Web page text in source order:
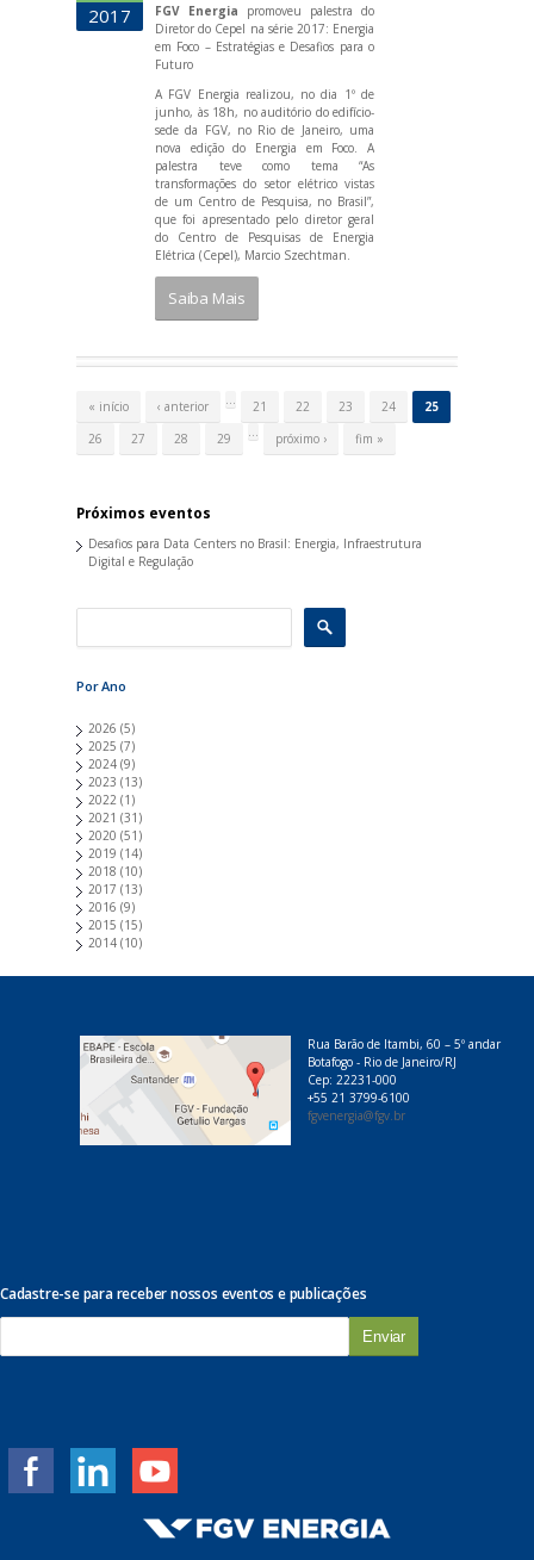
2017
FGV Energia promoveu palestra do
Diretor do Cepel na série 2017: Energia
em Foco – Estratégias e Desafios para o
Futuro
A FGV Energia realizou, no dia 1º de
junho, às 18h, no auditório do edifício-
sede da FGV, no Rio de Janeiro, uma
nova edição do Energia em Foco. A
palestra teve como tema “As
transformações do setor elétrico vistas
de um Centro de Pesquisa, no Brasil”,
que foi apresentado pelo diretor geral
do Centro de Pesquisas de Energia
Elétrica (Cepel), Marcio Szechtman.
Saiba Mais
n
« início ‹ anterior … 21 22 23 24
25
26
27 28 29 … próximo › fim »
Próximos eventos
Desafios para Data Centers no Brasil: Energia, Infraestrutura
Digital e Regulação
Por Ano
2026 (5)
2025 (7)
2024 (9)
2023 (13)
2022 (1)
2021 (31)
2020 (51)
2019 (14)
2018 (10)
2017 (13)
2016 (9)
2015 (15)
2014 (10)
Rua Barão de Itambi, 60 – 5º andar
Botafogo - Rio de Janeiro/RJ
Cep: 22231-000
+55 21 3799-6100
fgvenergia@fgv.br
Cadastre-se para receber nossos eventos e publicações
m